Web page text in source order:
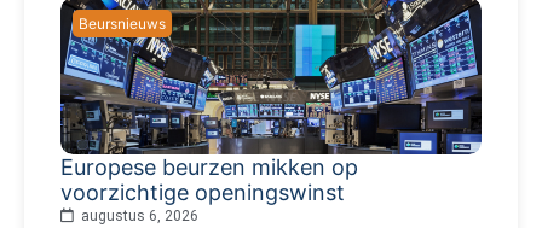
Beursnieuws
Europese beurzen mikken op
voorzichtige openingswinst
augustus 6, 2026